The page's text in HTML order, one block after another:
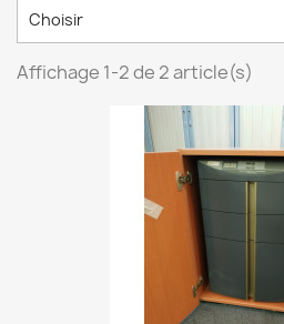
Choisir
Affichage 1-2 de 2 article(s)